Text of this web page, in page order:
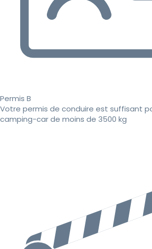
Permis B
Votre permis de conduire est suffisant
camping-car de moins de 3500 kg